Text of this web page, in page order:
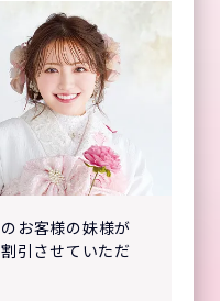
お客様の妹様が
引させていただ